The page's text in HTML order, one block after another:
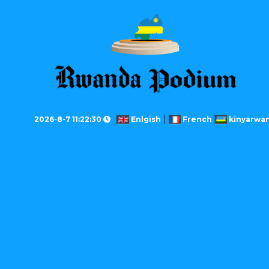
2026-8-7 11:22:30 Enlgish French